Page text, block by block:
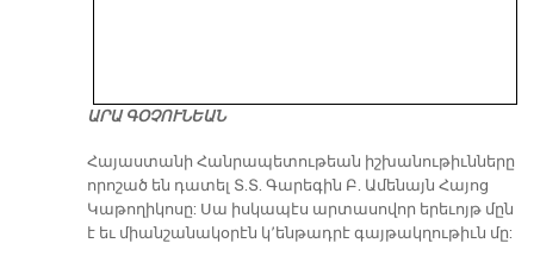
ԱՐԱ ԳՕՉՈՒՆԵԱՆ
​Հայաստանի Հանրապետութեան իշխանութիւնները
որոշած են դատել Տ.Տ. Գարեգին Բ. Ամենայն Հայոց
Կաթողիկոսը: Սա իսկապէս արտասովոր երեւոյթ մըն
է եւ միանշանակօրէն կ՚ենթադրէ գայթակղութիւն մը: